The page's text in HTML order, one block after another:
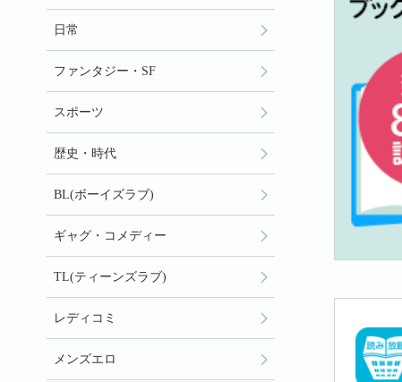
日常
ファンタジー・SF
スポーツ
歴史・時代
BL(ボーイズラブ)
ギャグ・コメディー
TL(ティーンズラブ)
レディコミ
メンズエロ